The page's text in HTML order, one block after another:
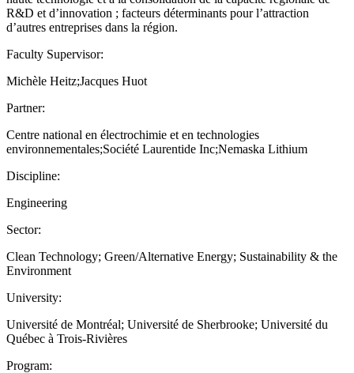
R&D et d’innovation ; facteurs déterminants pour l’attraction
d’autres entreprises dans la région.
Faculty Supervisor:
Michèle Heitz;Jacques Huot
Partner:
Centre national en électrochimie et en technologies
environnementales;Société Laurentide Inc;Nemaska Lithium
Discipline:
Engineering
Sector:
Clean Technology; Green/Alternative Energy; Sustainability & the
Environment
University:
Université de Montréal; Université de Sherbrooke; Université du
Québec à Trois-Rivières
Program: